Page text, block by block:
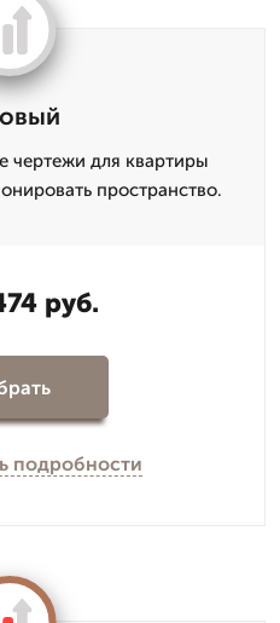
чертежи для квартиры
пространство.
руб.
подробности